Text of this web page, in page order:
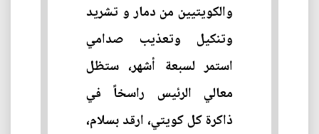
والكويتيين من دمار و تشريد
وتنكيل وتعذيب صدامي
استمر لسبعة أشهر، ستظل
معالي الرئيس راسخاً في
ذاكرة كل كويتي، ارقد بسلام،